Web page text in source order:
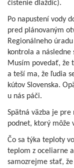
čistenie dlaždíc).
Po napustení vody
pred plánovaným
Regionálneho
kontrola a
Musím povedať, že
a teší ma, že ľudia
kútov Slovenska.
u nás páči.
Spätná väzba je
podnet, ktorý môže
Čo sa týka teploty
teplom z oceliarne
samozrejme stať,